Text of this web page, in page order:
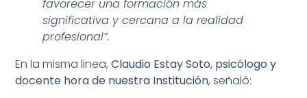
favorecer una formación más
significativa y cercana a la realidad
profesional”.
En la misma linea,Claudio Estay Soto, psicólogo y
docente hora de nuestra Institución, señaló: